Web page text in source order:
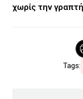
χωρίς την